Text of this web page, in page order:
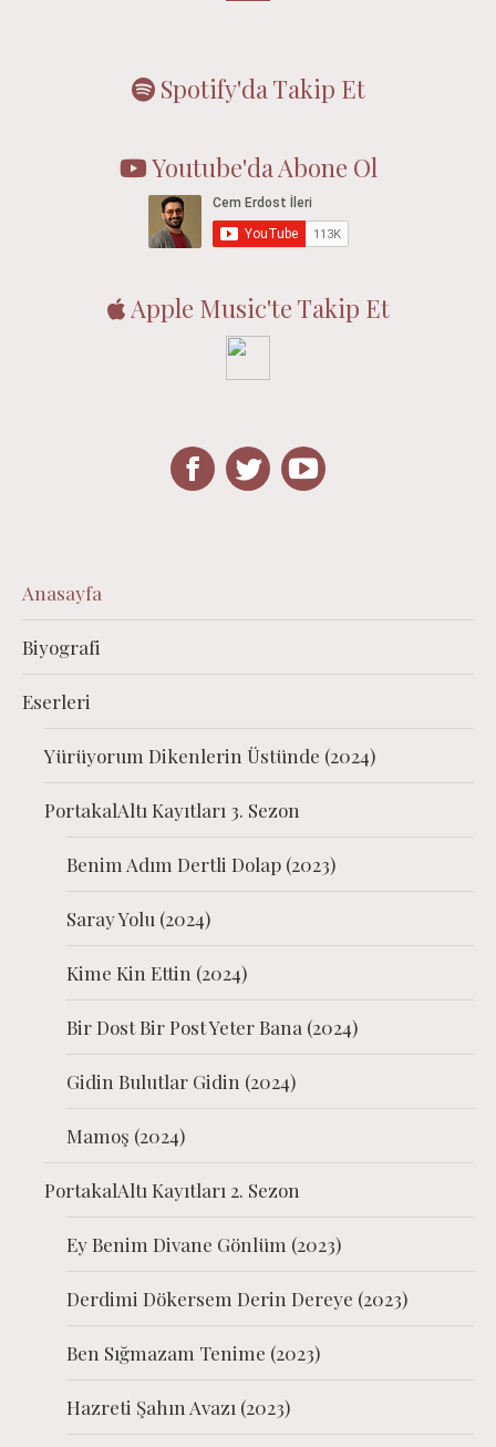
Spotify'da Takip Et
Youtube'da Abone Ol
Apple Music'te Takip Et
Facebook
Twitter
Anasayfa
Biyografi
Eserleri
Yürüyorum Dikenlerin Üstünde (2024)
PortakalAltı Kayıtları 3. Sezon
Benim Adım Dertli Dolap (2023)
Saray Yolu (2024)
Kime Kin Ettin (2024)
Bir Dost Bir Post Yeter Bana (2024)
Gidin Bulutlar Gidin (2024)
Mamoş (2024)
PortakalAltı Kayıtları 2. Sezon
Ey Benim Divane Gönlüm (2023)
Derdimi Dökersem Derin Dereye (2023)
Ben Sığmazam Tenime (2023)
Hazreti Şahın Avazı (2023)